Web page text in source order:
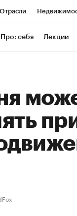
Отрасли
РБК Life Тренды
Про: себя Лекции